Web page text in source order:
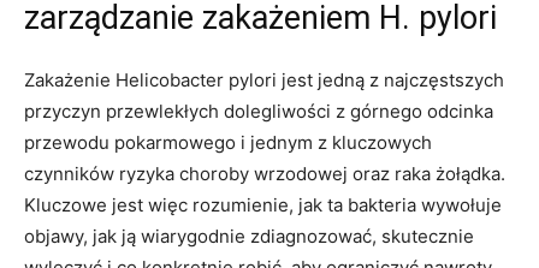
zarządzanie zakażeniem H. pylori
Zakażenie Helicobacter pylori jest jedną z najczęstszych
przyczyn przewlekłych dolegliwości z górnego odcinka
przewodu pokarmowego i jednym z kluczowych
czynników ryzyka choroby wrzodowej oraz raka żołądka.
Kluczowe jest więc rozumienie, jak ta bakteria wywołuje
objawy, jak ją wiarygodnie zdiagnozować, skutecznie